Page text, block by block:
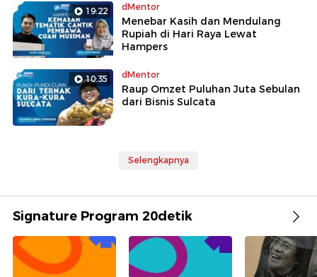
19:22 dMentor
Menebar Kasih dan Mendulang
Rupiah di Hari Raya Lewat
Hampers
10:35 dMentor
Raup Omzet Puluhan Juta Sebulan
dari Bisnis Sulcata
Selengkapnya
Signature Program 20detik